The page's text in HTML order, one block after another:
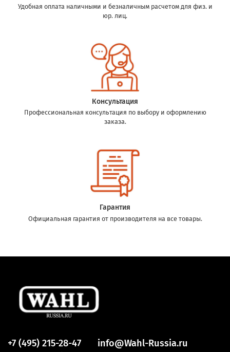
Удобная оплата наличными и безналичным расчетом для физ. и
юр. лиц.
Консультация
Профессиональная консультация по выбору и оформлению
заказа.
Гарантия
Официальная гарантия от производителя на все товары.
+7 (495) 215-28-47 info@Wahl-Russia.ru